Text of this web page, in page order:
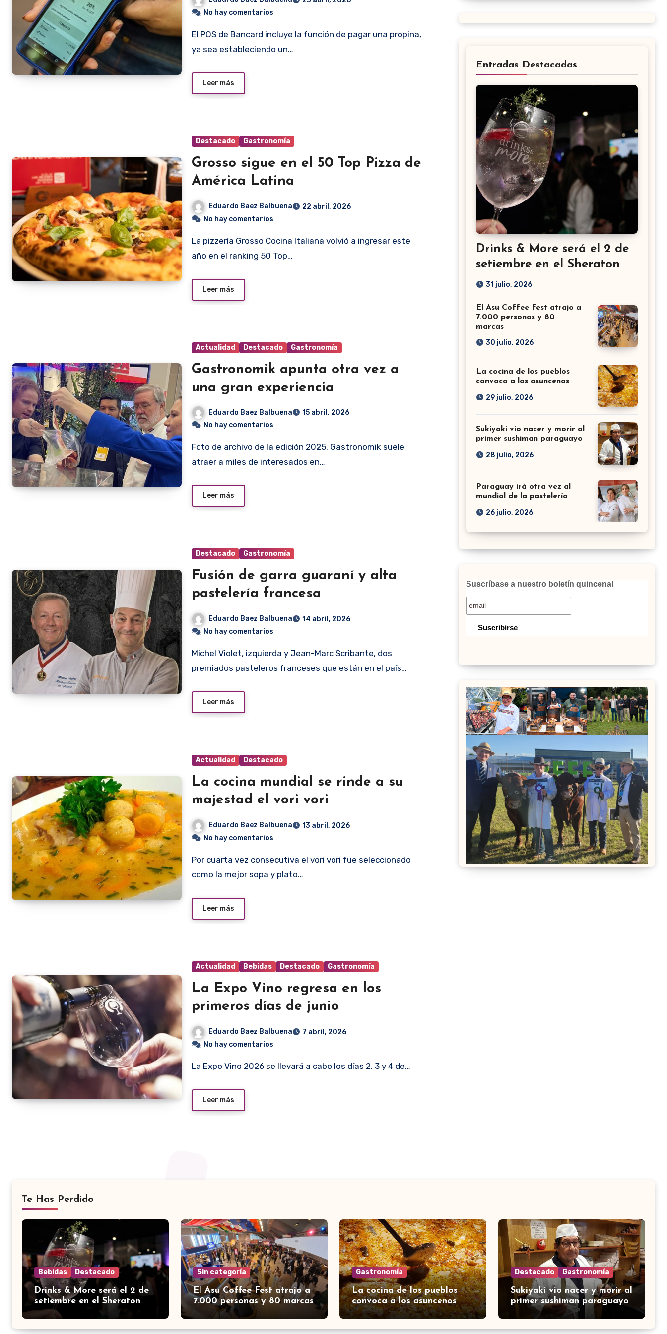
No hay comentarios
El POS de Bancard incluye la función de pagar una propina,
ya sea estableciendo un…
Leer más
Destacado Gastronomía
Grosso sigue en el 50 Top Pizza de
América Latina
Eduardo Baez Balbuena
22 abril, 2026
No hay comentarios
La pizzería Grosso Cocina Italiana volvió a ingresar este
año en el ranking 50 Top…
Leer más
Actualidad Destacado Gastronomía
Gastronomik apunta otra vez a
una gran experiencia
Eduardo Baez Balbuena
15 abril, 2026
No hay comentarios
Foto de archivo de la edición 2025. Gastronomik suele
atraer a miles de interesados en…
Leer más
Destacado Gastronomía
Fusión de garra guaraní y alta
pastelería francesa
Eduardo Baez Balbuena
14 abril, 2026
No hay comentarios
Michel Violet, izquierda y Jean-Marc Scribante, dos
premiados pasteleros franceses que están en el país…
Leer más
Actualidad Destacado
La cocina mundial se rinde a su
majestad el vori vori
Eduardo Baez Balbuena
13 abril, 2026
No hay comentarios
Por cuarta vez consecutiva el vori vori fue seleccionado
como la mejor sopa y plato…
Leer más
Actualidad Bebidas Destacado Gastronomía
La Expo Vino regresa en los
primeros días de junio
Eduardo Baez Balbuena
7 abril, 2026
No hay comentarios
La Expo Vino 2026 se llevará a cabo los días 2, 3 y 4 de…
Leer más
Entradas Destacadas
Drinks & More será el 2 de
setiembre en el Sheraton
31 julio, 2026
El Asu Coffee Fest atrajo a
7.000 personas y 80
marcas
30 julio, 2026
La cocina de los pueblos
convoca a los asuncenos
29 julio, 2026
Sukiyaki vio nacer y morir al
primer sushiman paraguayo
28 julio, 2026
Paraguay irá otra vez al
mundial de la pastelería
26 julio, 2026
Suscríbase a nuestro boletín quincenal
Te Has Perdido
Bebidas Destacado
Drinks & More será el 2 de
setiembre en el Sheraton
Sin categoría
El Asu Coffee Fest atrajo a
7.000 personas y 80 marcas
Gastronomía
La cocina de los pueblos
convoca a los asuncenos
Destacado Gastronomía
Sukiyaki vio nacer y morir al
primer sushiman paraguayo